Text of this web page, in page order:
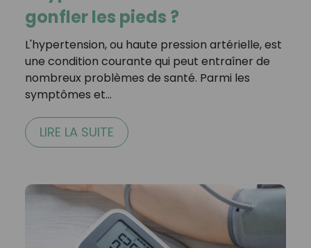
gonfler les pieds ?
L'hypertension, ou haute pression artérielle, est
une condition courante qui peut entraîner de
nombreux problèmes de santé. Parmi les
symptômes et…
LIRE LA SUITE